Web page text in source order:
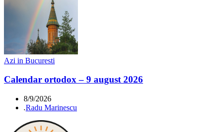
Azi in Bucuresti
Calendar ortodox – 9 august 2026
8/9/2026
.Radu Marinescu